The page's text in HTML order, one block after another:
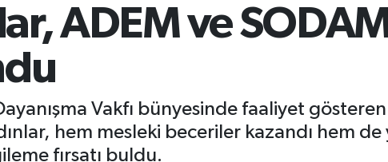
ADEM ve
Vakfı bünyesinde faaliyet
hem mesleki beceriler kazandı hem
fırsatı buldu.